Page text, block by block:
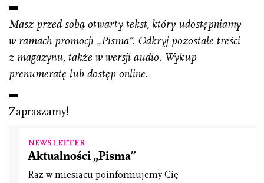
Masz przed sobą otwarty tekst, który udostępniamy
w ramach promocji „Pisma”. Odkryj pozostałe treści
z magazynu, także w wersji audio. Wykup
prenumeratę lub dostęp online.
Zapraszamy!
Newsletter
Aktualności „Pisma”
Raz w miesiącu poinformujemy Cię